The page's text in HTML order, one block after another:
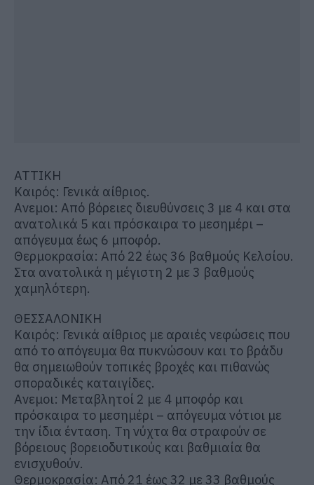
ΑΤΤΙΚΗ
Καιρός: Γενικά αίθριος.
Ανεμοι: Από βόρειες διευθύνσεις 3 με 4 και στα
ανατολικά 5 και πρόσκαιρα το μεσημέρι –
απόγευμα έως 6 μποφόρ.
Θερμοκρασία: Από 22 έως 36 βαθμούς Κελσίου.
Στα ανατολικά η μέγιστη 2 με 3 βαθμούς
χαμηλότερη.
ΘΕΣΣΑΛΟΝΙΚΗ
Καιρός: Γενικά αίθριος με αραιές νεφώσεις που
από το απόγευμα θα πυκνώσουν και το βράδυ
θα σημειωθούν τοπικές βροχές και πιθανώς
σποραδικές καταιγίδες.
Ανεμοι: Μεταβλητοί 2 με 4 μποφόρ και
πρόσκαιρα το μεσημέρι – απόγευμα νότιοι με
την ίδια ένταση. Τη νύχτα θα στραφούν σε
βόρειους βορειοδυτικούς και βαθμιαία θα
ενισχυθούν.
Θερμοκρασία: Από 21 έως 32 με 33 βαθμούς